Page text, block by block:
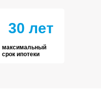
30 лет
максимальный
срок ипотеки